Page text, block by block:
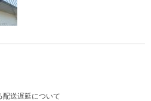
配送遅延について